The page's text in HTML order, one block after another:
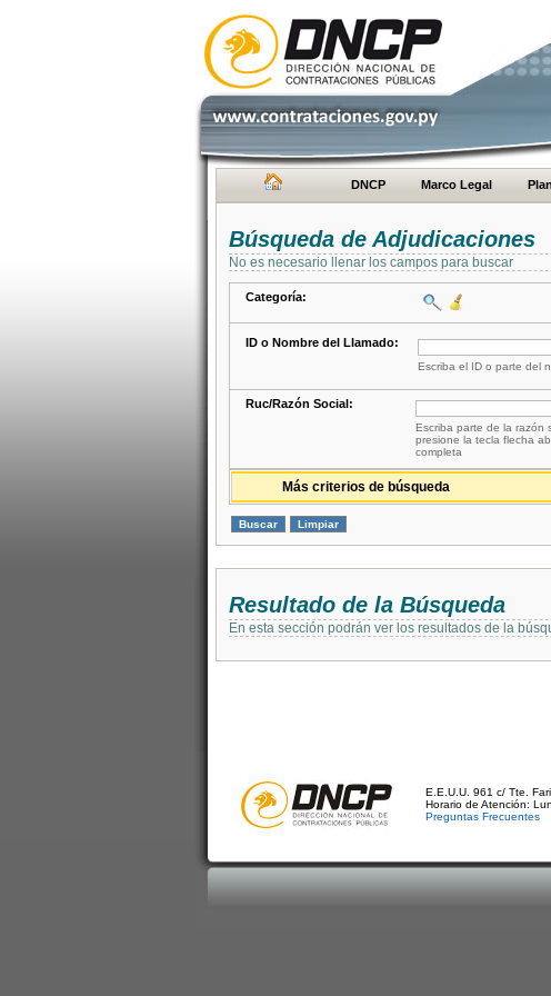
DNCP Marco Legal
Búsqueda de Adjudicaciones
No es necesario llenar los campos para buscar
Categoría:
ID o Nombre del Llamado:
Escriba el ID o parte del
Ruc/Razón Social:
Escriba parte de la razón
presione la tecla flecha
completa
Más criterios de búsqueda
Resultado de la Búsqueda
En esta sección podrán ver los resultados de la
E.E.U.U. 961 c/ Tte.
Horario de Atención:
Preguntas Frecuentes